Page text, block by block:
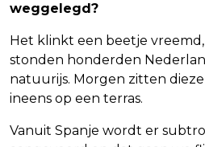
weggelegd?
Het klinkt een beetje
stonden honderden
natuurijs. Morgen zitten
ineens op een terras.
Vanuit Spanje wordt er